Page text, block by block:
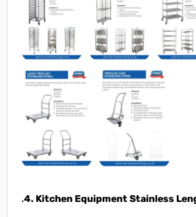
.4. Kitchen Equipment Stainless